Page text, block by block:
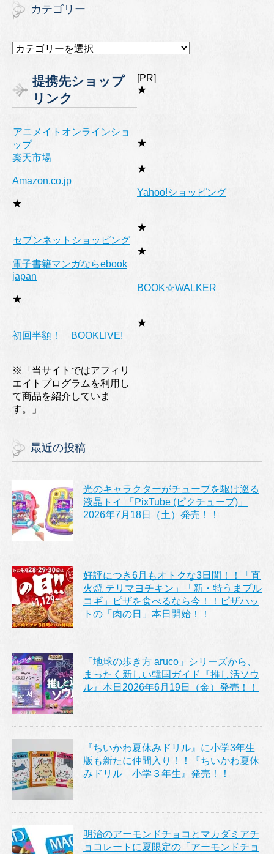
カテゴリー
カ
リ
ー
提携先ショップ
リンク
[PR]
★
アニメイトオンラインショ
ップ
★
楽天市場
★
Amazon.co.jp
★
Yahoo!ショッピング
★
セブンネットショッピング
★
電子書籍マンガならebook
japan
★
BOOK☆WALKER
★
初回半額！ BOOKLIVE!
※「当サイトではアフィリ
エイトプログラムを利用し
て商品を紹介していま
す。」
最近の投稿
光のキャラクターがチューブを駆け巡る
液晶トイ 「PixTube (ピクチューブ)」
2026年7月18日（土）発売！！
好評につき6月もオトクな3日間！！「直
火焼 テリマヨチキン」「新・特うまプル
コギ」ピザを食べるなら今！！ピザハッ
トの「肉の日」本日開始！！
「地球の歩き方 aruco」シリーズから、
まったく新しい韓国ガイド『推し活ソウ
ル』本日2026年6月19日（金）発売！！
『ちいかわ夏休みドリル』に小学3年生
版も新たに仲間入り！！『ちいかわ夏休
みドリル 小学３年生』発売！！
明治のアーモンドチョコとマカダミアチ
ョコレートに夏限定の「アーモンドチョ